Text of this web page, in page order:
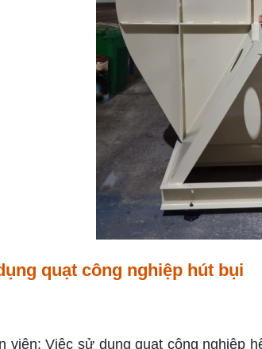
quạt công nghiệp hút bụi
viên: Việc sử dụng quạt công nghiệp